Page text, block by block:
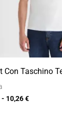
Con Taschino
- 10,26€